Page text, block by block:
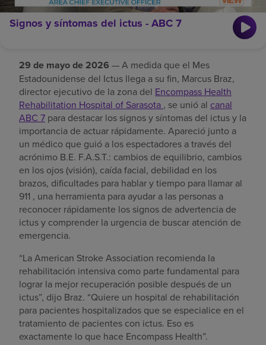
Signos y síntomas del ictus - ABC 7
29 de mayo de 2026 — A medida que el Mes
Estadounidense del Ictus llega a su fin, Marcus Braz,
director ejecutivo de la zona del Encompass Health
Rehabilitation Hospital of Sarasota , se unió al canal
ABC 7 para destacar los signos y síntomas del ictus y la
importancia de actuar rápidamente. Apareció junto a
un médico que guió a los espectadores a través del
acrónimo B.E. F.A.S.T.: cambios de equilibrio, cambios
en los ojos (visión), caída facial, debilidad en los
brazos, dificultades para hablar y tiempo para llamar al
911 , una herramienta para ayudar a las personas a
reconocer rápidamente los signos de advertencia de
ictus y comprender la urgencia de buscar atención de
emergencia.
“La American Stroke Association recomienda la
rehabilitación intensiva como parte fundamental para
lograr la mejor recuperación posible después de un
ictus”, dijo Braz. “Quiere un hospital de rehabilitación
para pacientes hospitalizados que se especialice en el
tratamiento de pacientes con ictus. Eso es
exactamente lo que hace Encompass Health”.